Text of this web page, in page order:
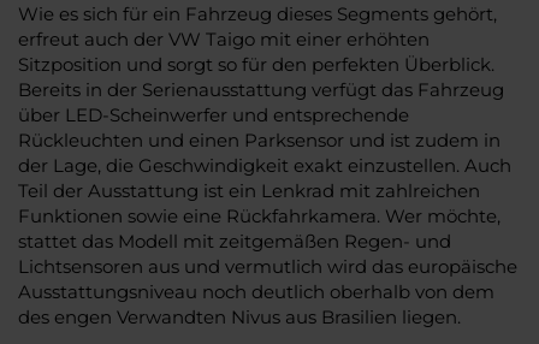
Wie es sich für ein Fahrzeug dieses Segments gehört,
erfreut auch der VW Taigo mit einer erhöhten
Sitzposition und sorgt so für den perfekten Überblick.
Bereits in der Serienausstattung verfügt das Fahrzeug
über LED-Scheinwerfer und entsprechende
Rückleuchten und einen Parksensor und ist zudem in
der Lage, die Geschwindigkeit exakt einzustellen. Auch
Teil der Ausstattung ist ein Lenkrad mit zahlreichen
Funktionen sowie eine Rückfahrkamera. Wer möchte,
stattet das Modell mit zeitgemäßen Regen- und
Lichtsensoren aus und vermutlich wird das europäische
Ausstattungsniveau noch deutlich oberhalb von dem
des engen Verwandten Nivus aus Brasilien liegen.